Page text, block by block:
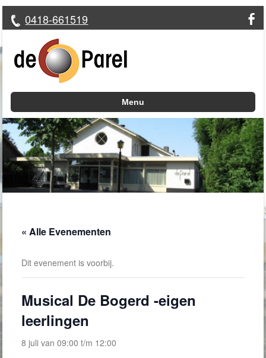
0418-661519
Menu
Skip to content
« Alle Evenementen
Dit evenement is voorbij.
Musical De Bogerd -eigen
leerlingen
8 juli van 09:00 t/m 12:00